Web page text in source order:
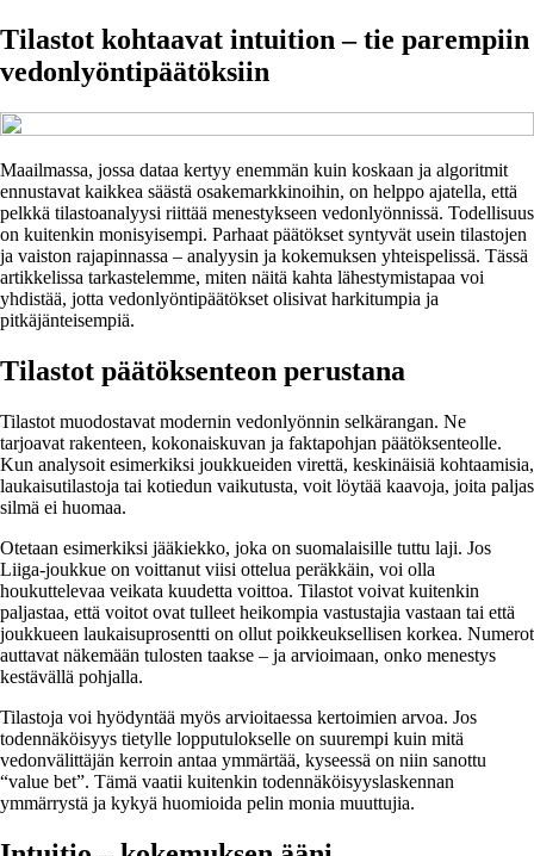
Tilastot kohtaavat intuition – tie parempiin
vedonlyöntipäätöksiin
Maailmassa, jossa dataa kertyy enemmän kuin koskaan ja algoritmit
ennustavat kaikkea säästä osakemarkkinoihin, on helppo ajatella, että
pelkkä tilastoanalyysi riittää menestykseen vedonlyönnissä. Todellisuus
on kuitenkin monisyisempi. Parhaat päätökset syntyvät usein tilastojen
ja vaiston rajapinnassa – analyysin ja kokemuksen yhteispelissä. Tässä
artikkelissa tarkastelemme, miten näitä kahta lähestymistapaa voi
yhdistää, jotta vedonlyöntipäätökset olisivat harkitumpia ja
pitkäjänteisempiä.
Tilastot päätöksenteon perustana
Tilastot muodostavat modernin vedonlyönnin selkärangan. Ne
tarjoavat rakenteen, kokonaiskuvan ja faktapohjan päätöksenteolle.
Kun analysoit esimerkiksi joukkueiden virettä, keskinäisiä kohtaamisia,
laukaisutilastoja tai kotiedun vaikutusta, voit löytää kaavoja, joita paljas
silmä ei huomaa.
Otetaan esimerkiksi jääkiekko, joka on suomalaisille tuttu laji. Jos
Liiga-joukkue on voittanut viisi ottelua peräkkäin, voi olla
houkuttelevaa veikata kuudetta voittoa. Tilastot voivat kuitenkin
paljastaa, että voitot ovat tulleet heikompia vastustajia vastaan tai että
joukkueen laukaisuprosentti on ollut poikkeuksellisen korkea. Numerot
auttavat näkemään tulosten taakse – ja arvioimaan, onko menestys
kestävällä pohjalla.
Tilastoja voi hyödyntää myös arvioitaessa kertoimien arvoa. Jos
todennäköisyys tietylle lopputulokselle on suurempi kuin mitä
vedonvälittäjän kerroin antaa ymmärtää, kyseessä on niin sanottu
“value bet”. Tämä vaatii kuitenkin todennäköisyyslaskennan
ymmärrystä ja kykyä huomioida pelin monia muuttujia.